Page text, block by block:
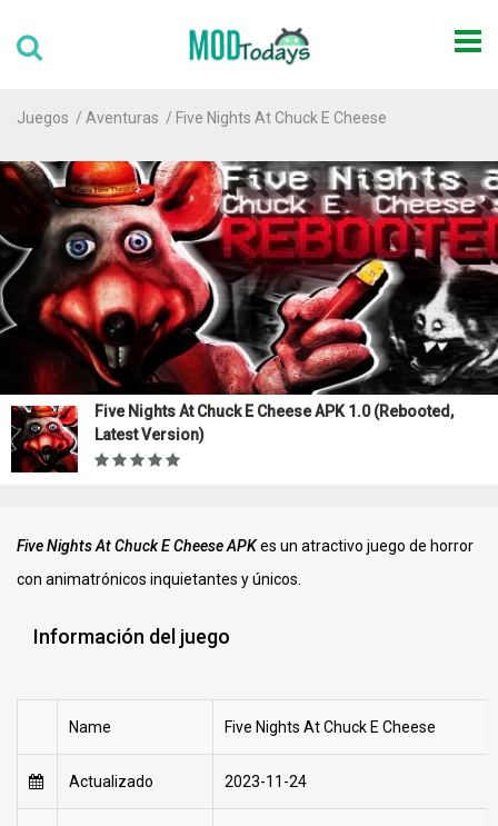
Juegos Aventuras Five Nights At Chuck E Cheese
Five Nights At Chuck E Cheese APK 1.0 (Rebooted,
Latest Version)
Five Nights At Chuck E Cheese APKes un atractivo juego de horror
con animatrónicos inquietantes y únicos.
Información del juego
Name Five Nights At Chuck E Cheese
Actualizado 2023-11-24